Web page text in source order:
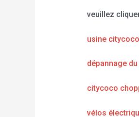
veuillez
usine citycoco
dépannage
citycoco
vélos